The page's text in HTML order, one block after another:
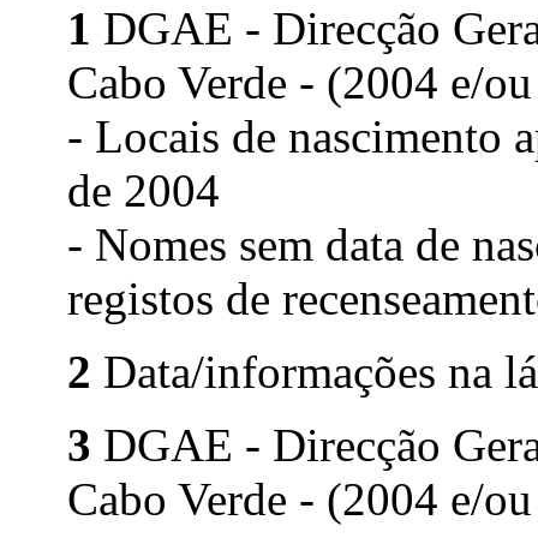
1 DGAE - Direcção
Cabo Verde - (2004 e/
- Locais de nascimento
de 2004
- Nomes sem data de
registos de
2 Data/informações na
3 DGAE - Direcção
Cabo Verde - (2004 e/